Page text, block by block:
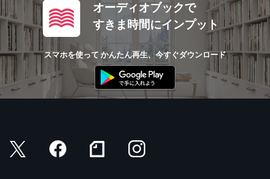
オーディオブックで
すきま時間にインプット
スマホを使って かんたん再生、今すぐダウンロード